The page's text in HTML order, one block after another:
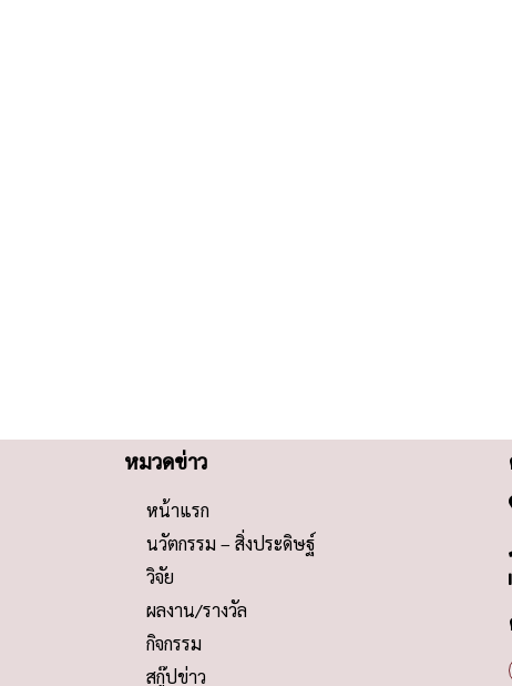
หมวดข่าว
หน้าแรก
นวัตกรรม – สิ่งประดิษฐ์
วิจัย
ผลงาน/รางวัล
กิจกรรม
สกู๊ปข่าว